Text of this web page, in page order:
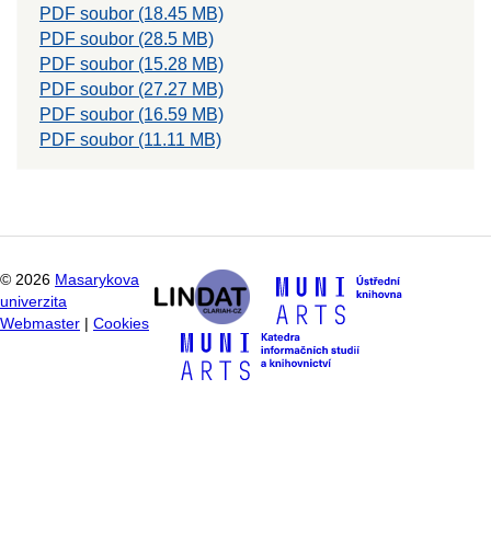
PDF soubor (18.45 MB)
PDF soubor (28.5 MB)
PDF soubor (15.28 MB)
PDF soubor (27.27 MB)
PDF soubor (16.59 MB)
PDF soubor (11.11 MB)
© 2026 Masarykova
univerzita
Webmaster
Cookies